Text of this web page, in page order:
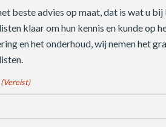
beste advies op maat, dat is wat u bij
klaar om hun kennis en kunde op
en het onderhoud, wij nemen het
(Vereist)